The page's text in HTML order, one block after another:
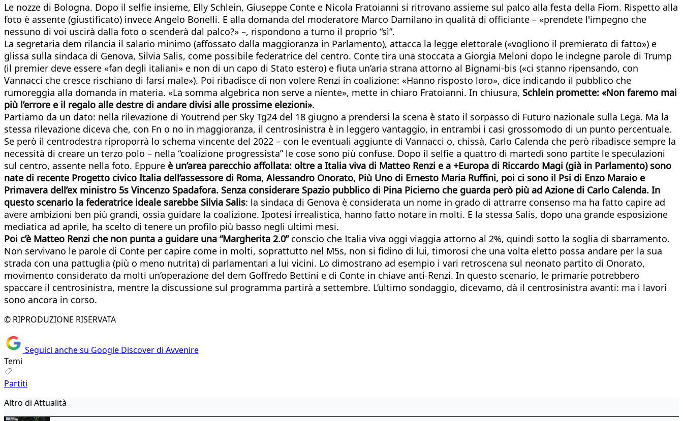
Le nozze di Bologna. Dopo il selfie insieme, Elly Schlein, Giuseppe Conte e Nicola Fratoianni si ritrovano assieme sul palco alla festa della Fiom. Rispetto alla
foto è assente (giustificato) invece Angelo Bonelli. E alla domanda del moderatore Marco Damilano in qualità di officiante – «prendete l'impegno che
nessuno di voi uscirà dalla foto o scenderà dal palco?» –, rispondono a turno il proprio “sì”.
La segretaria dem rilancia il salario minimo (affossato dalla maggioranza in Parlamento), attacca la legge elettorale («vogliono il premierato di fatto») e
glissa sulla sindaca di Genova, Silvia Salis, come possibile federatrice del centro. Conte tira una stoccata a Giorgia Meloni dopo le indegne parole di Trump
(il premier deve essere «fan degli italiani» e non di un capo di Stato estero) e fiuta un’aria strana attorno al Bignami-bis («ci stanno ripensando, con
Vannacci che cresce rischiano di farsi male»). Poi ribadisce di non volere Renzi in coalizione: «Hanno risposto loro», dice indicando il pubblico che
rumoreggia alla domanda in materia. «La somma algebrica non serve a niente», mette in chiaro Fratoianni. In chiusura, Schlein promette: «Non faremo mai
più l’errore e il regalo alle destre di andare divisi alle prossime elezioni».
Partiamo da un dato: nella rilevazione di Youtrend per Sky Tg24 del 18 giugno a prendersi la scena è stato il sorpasso di Futuro nazionale sulla Lega. Ma la
stessa rilevazione diceva che, con Fn o no in maggioranza, il centrosinistra è in leggero vantaggio, in entrambi i casi grossomodo di un punto percentuale.
Se però il centrodestra riproporrà lo schema vincente del 2022 – con le eventuali aggiunte di Vannacci o, chissà, Carlo Calenda che però ribadisce sempre la
necessità di creare un terzo polo – nella “coalizione progressista” le cose sono più confuse. Dopo il selfie a quattro di martedì sono partite le speculazioni
sul centro, assente nella foto. Eppure è un’area parecchio affollata: oltre a Italia viva di Matteo Renzi e a +Europa di Riccardo Magi (già in Parlamento) sono
nate di recente Progetto civico Italia dell’assessore di Roma, Alessandro Onorato, Più Uno di Ernesto Maria Ruffini, poi ci sono il Psi di Enzo Maraio e
Primavera dell’ex ministro 5s Vincenzo Spadafora. Senza considerare Spazio pubblico di Pina Picierno che guarda però più ad Azione di Carlo Calenda. In
questo scenario la federatrice ideale sarebbe Silvia Salis: la sindaca di Genova è considerata un nome in grado di attrarre consenso ma ha fatto capire ad
avere ambizioni ben più grandi, ossia guidare la coalizione. Ipotesi irrealistica, hanno fatto notare in molti. E la stessa Salis, dopo una grande esposizione
mediatica ad aprile, ha scelto di tenere un profilo più basso negli ultimi mesi.
Poi c’è Matteo Renzi che non punta a guidare una “Margherita 2.0”conscio che Italia viva oggi viaggia attorno al 2%, quindi sotto la soglia di sbarramento.
Non servivano le parole di Conte per capire come in molti, soprattutto nel M5s, non si fidino di lui, timorosi che una volta eletto possa andare per la sua
strada con una pattuglia (più o meno nutrita) di parlamentari a lui vicini. Lo dimostrano ad esempio i vari retroscena sul neonato partito di Onorato,
movimento considerato da molti un’operazione del dem Goffredo Bettini e di Conte in chiave anti-Renzi. In questo scenario, le primarie potrebbero
spaccare il centrosinistra, mentre la discussione sul programma partirà a settembre. L’ultimo sondaggio, dicevamo, dà il centrosinistra avanti: ma i lavori
sono ancora in corso.
© RIPRODUZIONE RISERVATA
Seguici anche su Google Discover di Avvenire
Temi
Partiti
Altro di Attualità